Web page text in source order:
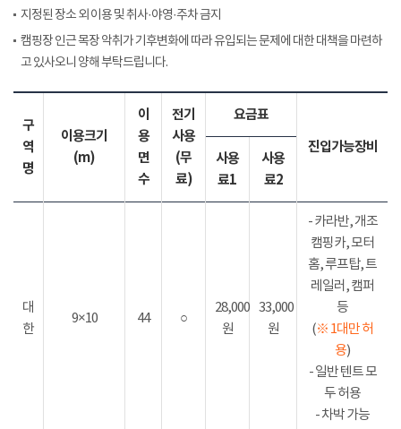
지정된 장소 외 이용 및 취사·야영·주차 금지
캠핑장 인근 목장 악취가 기후변화에 따라 유입되는 문제에 대한 대책을 마련하
고 있사오니 양해 부탁드립니다.
구
역
명
이용크기
(m)
이
용
면
수
전기
사용
(무
료)
요금표
진입가능장비
사용
료1
사용
료2
대
한
9×10 44 ○
28,000
원
33,000
원
- 카라반, 개조
캠핑카, 모터
홈, 루프탑, 트
레일러, 캠퍼
등
(※ 1대만 허
용)
- 일반 텐트 모
두 허용
- 차박 가능